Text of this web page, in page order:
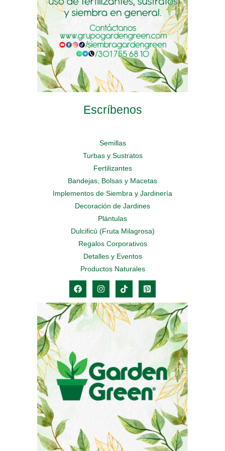
de
producto
página
de
producto
de
producto
Escríbenos
Semillas
Turbas y Sustratos
Fertilizantes
Bandejas, Bolsas y Macetas
Implementos de Siembra y Jardinería
Decoración de Jardines
Plántulas
Dulcificú (Fruta Milagrosa)
Regalos Corporativos
Detalles y Eventos
Productos Naturales